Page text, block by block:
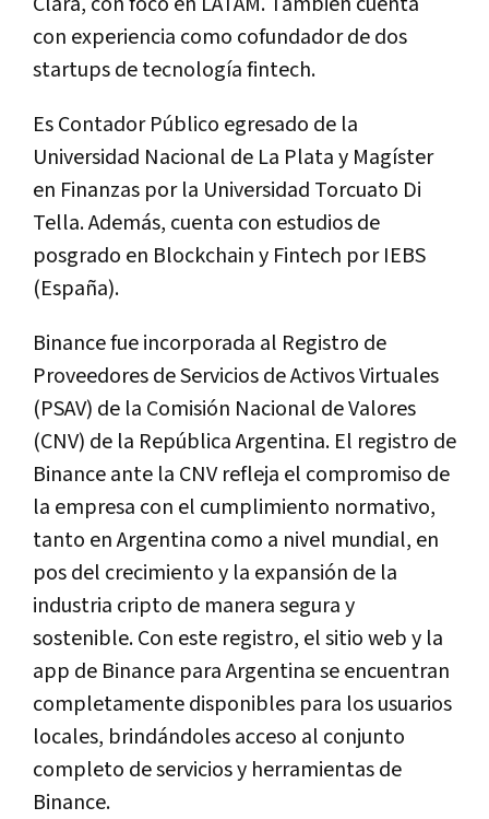
con experiencia como cofundador de dos
startups de tecnología fintech.
Es Contador Público egresado de la
Universidad Nacional de La Plata y Magíster
en Finanzas por la Universidad Torcuato Di
Tella. Además, cuenta con estudios de
posgrado en Blockchain y Fintech por IEBS
(España).
Binance fue incorporada al Registro de
Proveedores de Servicios de Activos Virtuales
(PSAV) de la Comisión Nacional de Valores
(CNV) de la República Argentina. El registro de
Binance ante la CNV refleja el compromiso de
la empresa con el cumplimiento normativo,
tanto en Argentina como a nivel mundial, en
pos del crecimiento y la expansión de la
industria cripto de manera segura y
sostenible. Con este registro, el sitio web y la
app de Binance para Argentina se encuentran
completamente disponibles para los usuarios
locales, brindándoles acceso al conjunto
completo de servicios y herramientas de
Binance.